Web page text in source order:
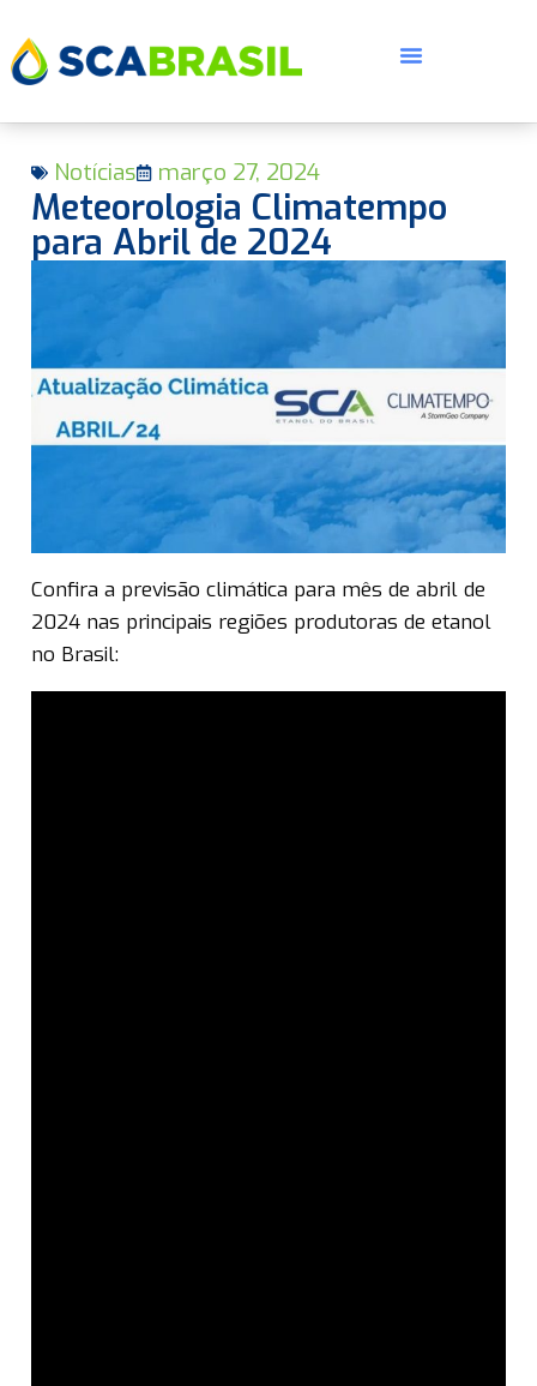
Notícias março 27, 2024
Meteorologia Climatempo
para Abril de 2024
Confira a previsão climática para mês de abril de
2024 nas principais regiões produtoras de etanol
no Brasil: